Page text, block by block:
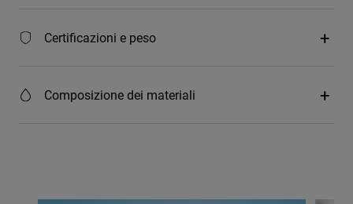
Certificazioni e peso
Composizione dei materiali